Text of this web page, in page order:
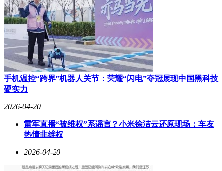
Q10+发光材料的2K 144Hz苍穹屏，峰值亮度达7000nit，全局
全亮度DC调光配合1nit超暗模式，满足从强光到暗室的护眼需
求。直屏加大R角设计解决误触问题，7000mAh大电池平衡高
分辨率与续航矛盾。12GB+256GB版本售价3999元起，是游戏
操作党的性价比之选。
小米14 Pro采用华星光电C8发光材料的2K全等深微曲屏，
3000nit峰值亮度满足日常户外使用，1920Hz PWM调光提供基
础护眼保障。其独特设计兼顾直屏防误触与曲面屏圆润手感，
定价3999元。
iQOO 12 Pro搭载三星E7 2K曲面屏，144Hz超高刷新率带来极
致游戏流畅度，1600nit全局亮度与LTPO自适应刷新技术保障
议线下体验后再决定。16GB+256GB版本定价4999元，适合追
求游戏刷新率的性能党。
手机温控“跨界”机器人关节：荣耀“闪电”夺冠展现中国黑科技
硬实力
2026-04-20
雷军直播“被维权”系谣言？小米徐洁云还原现场：车友
热情非维权
2026-04-20